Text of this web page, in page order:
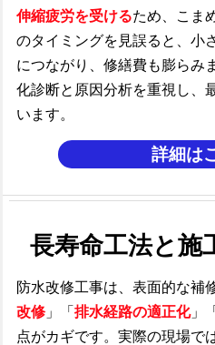
伸縮疲労を受けるため、こま
のタイミングを見誤ると、小
につながり、修繕費も膨らみ
化診断と原因分析を重視し、
います。
詳細は
長寿命工法と施
防水改修工事は、表面的な補
改修 」「 排水経路の適正化」「
点がカギです。実際の現場で